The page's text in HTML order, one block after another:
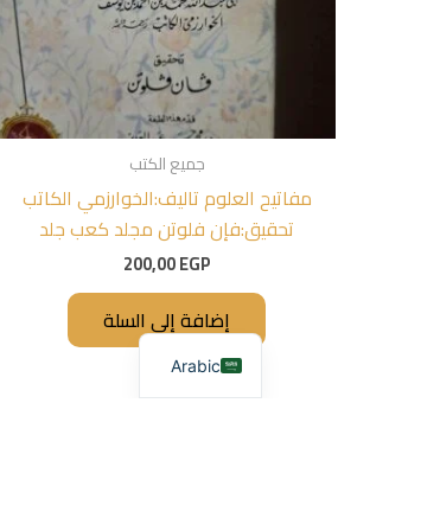
جميع الكتب
مفاتيح العلوم تاليف:الخوارزمي الكاتب
تحقيق:فإن فلوتن مجلد كعب جلد
200,00EGP
إضافة إلى السلة
Arabic